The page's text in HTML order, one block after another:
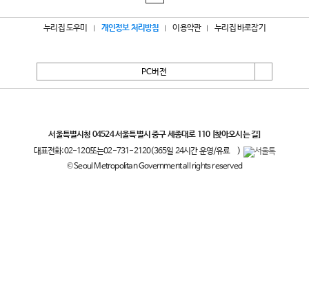
누리집 도우미 개인정보 처리방침 이용약관 누리집 바로잡기
PC버전
서울특별시청 04524 서울특별시 중구 세종대로 110 [찾아오시는 길]
대표전화:02-120또는02-731-2120(365일 24시간 운영/유료
)
© Seoul Metropolitan Government all rights reserved